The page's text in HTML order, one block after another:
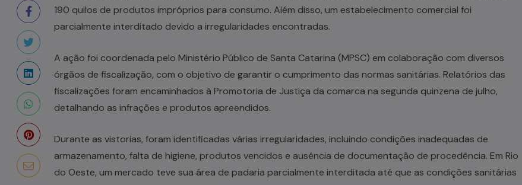
190 quilos de produtos impróprios para consumo. Além disso, um estabelecimento comercial foi
parcialmente interditado devido a irregularidades encontradas.
A ação foi coordenada pelo Ministério Público de Santa Catarina (MPSC) em colaboração com diversos
órgãos de fiscalização, com o objetivo de garantir o cumprimento das normas sanitárias. Relatórios das
fiscalizações foram encaminhados à Promotoria de Justiça da comarca na segunda quinzena de julho,
detalhando as infrações e produtos apreendidos.
Durante as vistorias, foram identificadas várias irregularidades, incluindo condições inadequadas de
armazenamento, falta de higiene, produtos vencidos e ausência de documentação de procedência. Em Rio
do Oeste, um mercado teve sua área de padaria parcialmente interditada até que as condições sanitárias